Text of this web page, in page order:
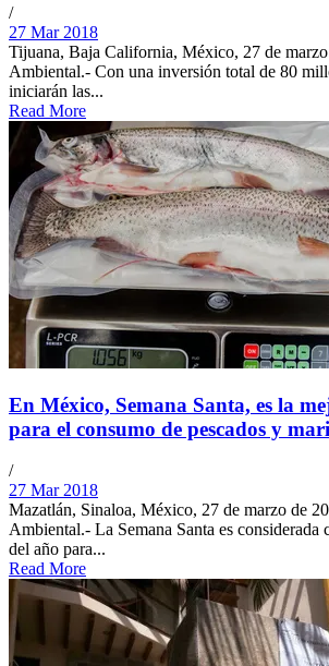
/
27 Mar 2018
Tijuana, Baja California, México, 27 de
Ambiental.- Con una inversión total de 80
iniciarán las...
Read More
En México, Semana Santa, es la
para el consumo de pescados y
/
27 Mar 2018
Mazatlán, Sinaloa, México, 27 de marzo de
Ambiental.- La Semana Santa es considerada
del año para...
Read More